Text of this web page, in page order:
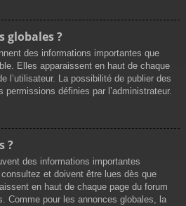
globales ?
des informations importantes que
Elles apparaissent en haut de chaque
l’utilisateur. La possibilité de publier des
définies par l’administrateur.
?
des informations importantes
et doivent être lues dès que
en haut de chaque page du forum
Comme pour les annonces globales, la